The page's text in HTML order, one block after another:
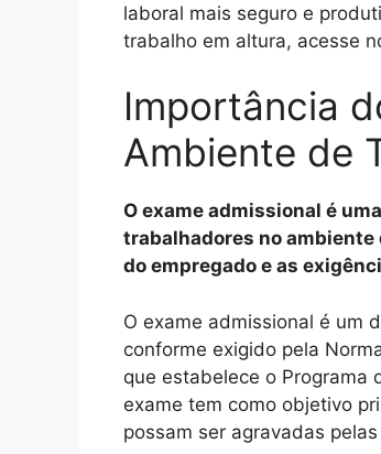
laboral mais seguro e
trabalho em altura, acesse
Importância
Ambiente de
O exame admissional é
trabalhadores no ambiente
do empregado e as
O exame admissional é um
conforme exigido pela
que estabelece o Programa
exame tem como objetivo
possam ser agravadas